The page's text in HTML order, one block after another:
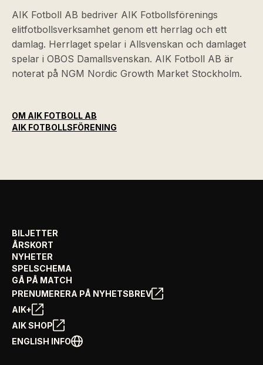
AIK Fotboll AB bedriver AIK Fotbollsförenings
elitfotbollsverksamhet genom ett herrlag och ett
damlag. Herrlaget spelar i Allsvenskan och damlaget
spelar i OBOS Damallsvenskan. AIK Fotboll AB är
noterat på NGM Nordic Growth Market Stockholm.
OM AIK FOTBOLL AB
AIK FOTBOLLSFÖRENING
BILJETTER
ÅRSKORT
NYHETER
SPELSCHEMA
GÅ PÅ MATCH
PRENUMERERA PÅ NYHETSBREV
AIK+
AIK SHOP
ENGLISH INFO